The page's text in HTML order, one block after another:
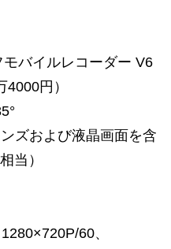
バイルレコーダー V6
円）
ズおよび液晶画面を含
当）
60、